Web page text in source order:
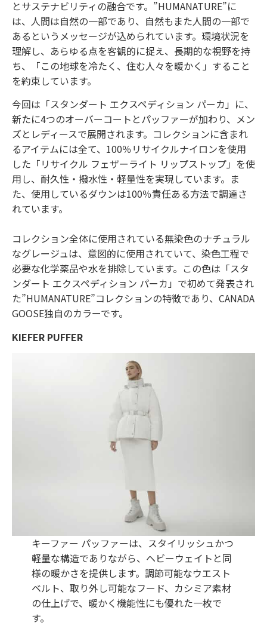
とサステナビリティの融合です。”HUMANATURE”に
は、人間は自然の一部であり、自然もまた人間の一部で
あるというメッセージが込められています。環境状況を
理解し、あらゆる点を客観的に捉え、長期的な視野を持
ち、「この地球を冷たく、住む人々を暖かく」すること
を約束しています。
今回は「スタンダート エクスペディション パーカ」に、
新たに4つのオーバーコートとパッファーが加わり、メン
ズとレディースで展開されます。コレクションに含まれ
るアイテムには全て、100％リサイクルナイロンを使用
した「リサイクル フェザーライト リップストップ」を使
用し、耐久性・撥水性・軽量性を実現しています。ま
た、使用しているダウンは100％責任ある方法で調達さ
れています。
コレクション全体に使用されている無染色のナチュラル
なグレージュは、意図的に使用されていて、染色工程で
必要な化学薬品や水を排除しています。この色は「スタ
ンダート エクスペディション パーカ」で初めて発表され
た”HUMANATURE”コレクションの特徴であり、CANADA
GOOSE独自のカラーです。
KIEFER PUFFER
キーファー パッファーは、スタイリッシュかつ
軽量な構造でありながら、ヘビーウェイトと同
様の暖かさを提供します。調節可能なウエスト
ベルト、取り外し可能なフード、カシミア素材
の仕上げで、暖かく機能性にも優れた一枚で
す。